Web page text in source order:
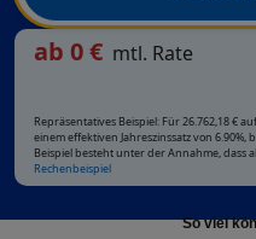
ab 0€ mtl. Rate
Repräsentatives Beispiel: Für 26.762,18 €
einem effektiven Jahreszinssatz von 6.90%,
Beispiel besteht unter der Annahme, dass
Rechenbeispiel
So viel